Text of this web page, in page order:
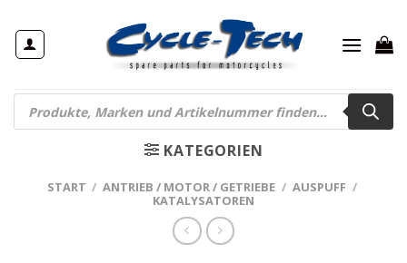
Inhalt
springen
Products
search
KATEGORIEN
START / ANTRIEB / MOTOR / GETRIEBE / AUSPUFF /
KATALYSATOREN